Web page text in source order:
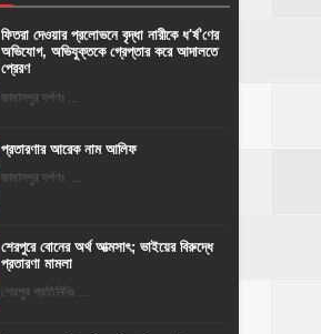
ফিতরা দেওয়ার প্রলোভনে বৃদ্ধা নারীকে ধ'র্ষ'ণের
অভিযোগ, অভিযুক্তকে গ্রেপ্তার করে আদালতে
প্রেরণ
জামালপুর দর্পণঃ ...
প্রতারণার আরেক নাম আলিফ
জামালপুর দর্পণঃ ...
শেরপুরে বোনের অর্থ আত্মসাৎ; ভাইয়ের বিরুদ্ধে
প্রতারণা মামলা
শেরপুর প্রতিনিধিঃ ...